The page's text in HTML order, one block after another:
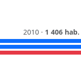
2010 · 1 406 hab.